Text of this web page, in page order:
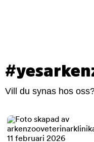
Vill du synas hos